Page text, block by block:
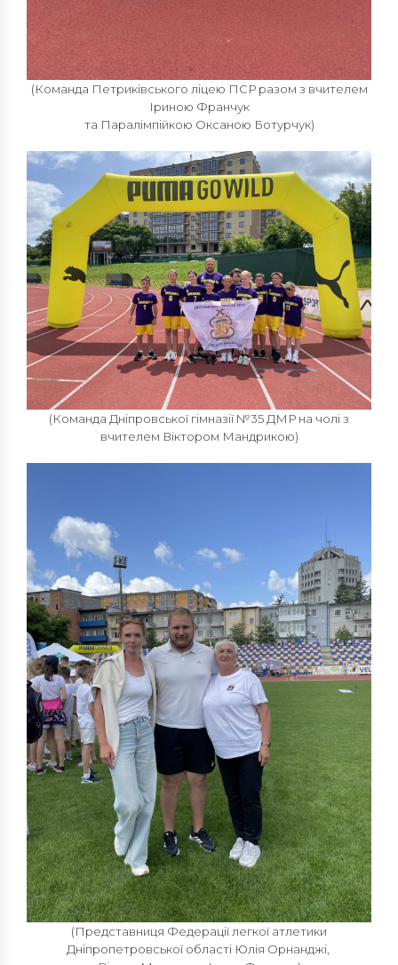
(Команда Петриківського ліцею ПСР разом з вчителем
Іриною Франчук
та Паралімпійкою Оксаною Ботурчук)
(Команда Дніпровської гімназії №35 ДМР на чолі з
вчителем Віктором Мандрикою)
(Представниця Федерації легкої атлетики
Дніпропетровської області Юлія Орнанджі,